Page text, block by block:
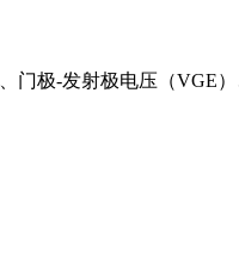
门极-发射极电压（VGE